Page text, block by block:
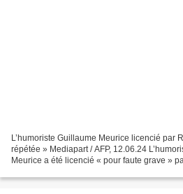
L’humoriste Guillaume Meurice licencié par
répétée » Mediapart / AFP, 12.06.24
Meurice a été licencié « pour faute grave »